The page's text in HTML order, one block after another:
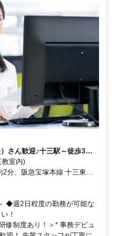
さん歓迎♪十三駅～徒歩3分
決定済み高校3年生も可★
室内)
分、阪急宝塚本線 十三東口
2分 阪急電鉄阪急神戸本線
◆週2日程度の勤務が可能な
！
修制度あり！＞* 事務デビュ